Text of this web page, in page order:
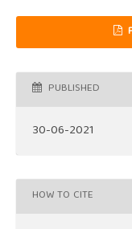
PUBLISHED
30-06-2021
HOW TO CITE